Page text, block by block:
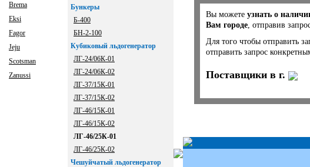
Brema
Eksi
Fagor
Jeju
Scotsman
Zanussi
Бункеры
Б-400
БН-2-100
Кубиковый льдогенератор
ЛГ-24/06К-01
ЛГ-24/06К-02
ЛГ-37/15К-01
ЛГ-37/15К-02
ЛГ-46/15К-01
ЛГ-46/15К-02
ЛГ-46/25К-01
ЛГ-46/25К-02
Чешуйчатый льдогенератор
Вы можете узнать о
Вам городе, отправив
Для того чтобы отправить
отправить запрос
Поставщики в г.